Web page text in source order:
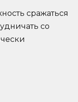
сражаться
со